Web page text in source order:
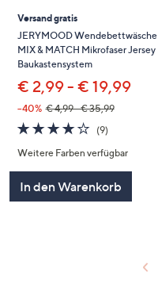
Versand gratis
JERYMOOD Wendebettwäsche
MIX & MATCH Mikrofaser Jersey
Baukastensystem
€ 2,99 - € 19,99
--40% € 4,99 - € 35,99
4.0
von
5
(9)9
Weitere Farben verfügbar
In den Warenkorb